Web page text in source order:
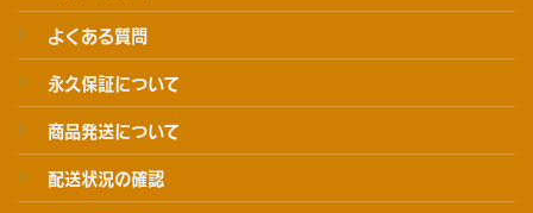
よくある質問
永久保証について
商品発送について
配送状況の確認